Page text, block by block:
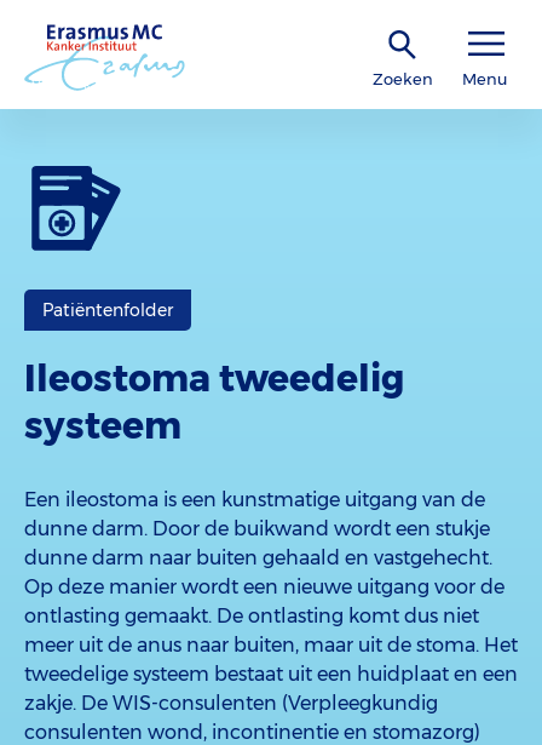
Zoeken Menu
Patiëntenfolder
Ileostoma tweedelig
systeem
Een ileostoma is een kunstmatige uitgang van de
dunne darm. Door de buikwand wordt een stukje
dunne darm naar buiten gehaald en vastgehecht.
Op deze manier wordt een nieuwe uitgang voor de
ontlasting gemaakt. De ontlasting komt dus niet
meer uit de anus naar buiten, maar uit de stoma. Het
tweedelige systeem bestaat uit een huidplaat en een
zakje. De WIS-consulenten (Verpleegkundig
consulenten wond, incontinentie en stomazorg)